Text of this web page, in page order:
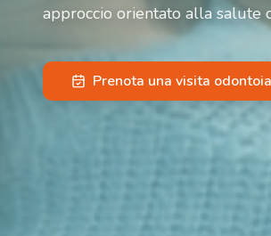
approccio orientato alla salute
Prenota una visita